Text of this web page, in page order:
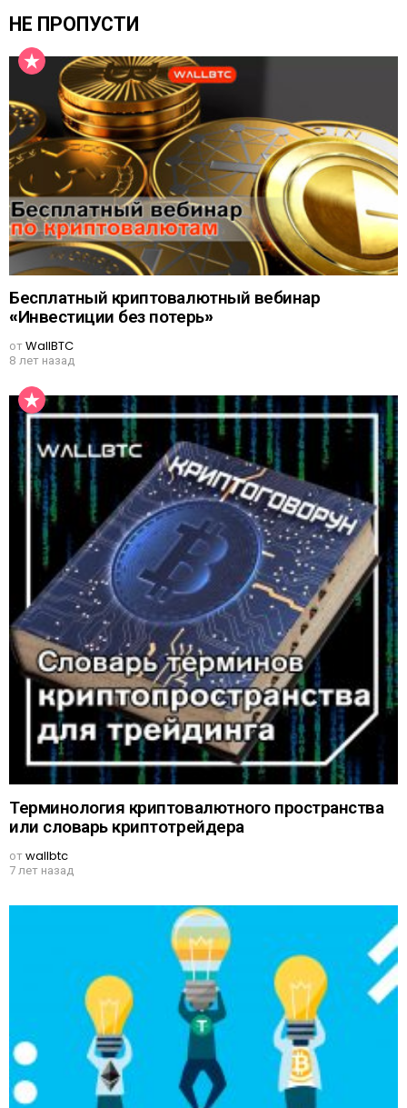
НЕ ПРОПУСТИ
Бесплатный криптовалютный вебинар
«Инвестиции без потерь»
отWallBTC
8 лет назад
Терминология криптовалютного пространства
или словарь криптотрейдера
отwallbtc
7 лет назад